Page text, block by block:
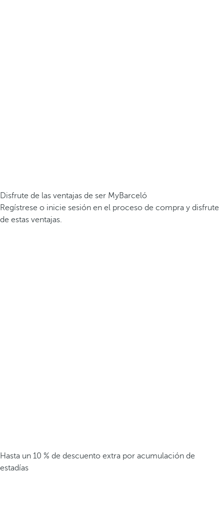
Disfrute de las ventajas de ser MyBarceló
Regístrese o inicie sesión en el proceso de compra y disfrute
de estas ventajas.
Hasta un 10 % de descuento extra por acumulación de
estadías